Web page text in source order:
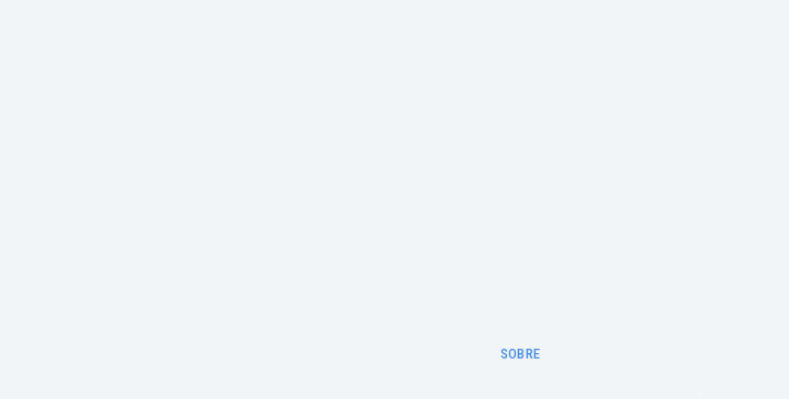
SOBRE